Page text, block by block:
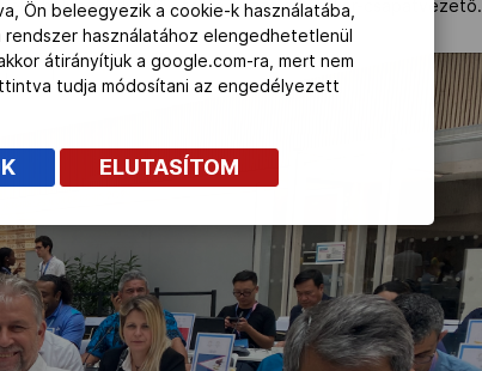
helyezkedik el” – tette hozzá a főtitkár-csapatvezető.
Ön beleegyezik a cookie-k használatába,
használatához elengedhetetlenül
átirányítjuk a google.com-ra, mert nem
tudja módosítani az engedélyezett
ELUTASÍTOM